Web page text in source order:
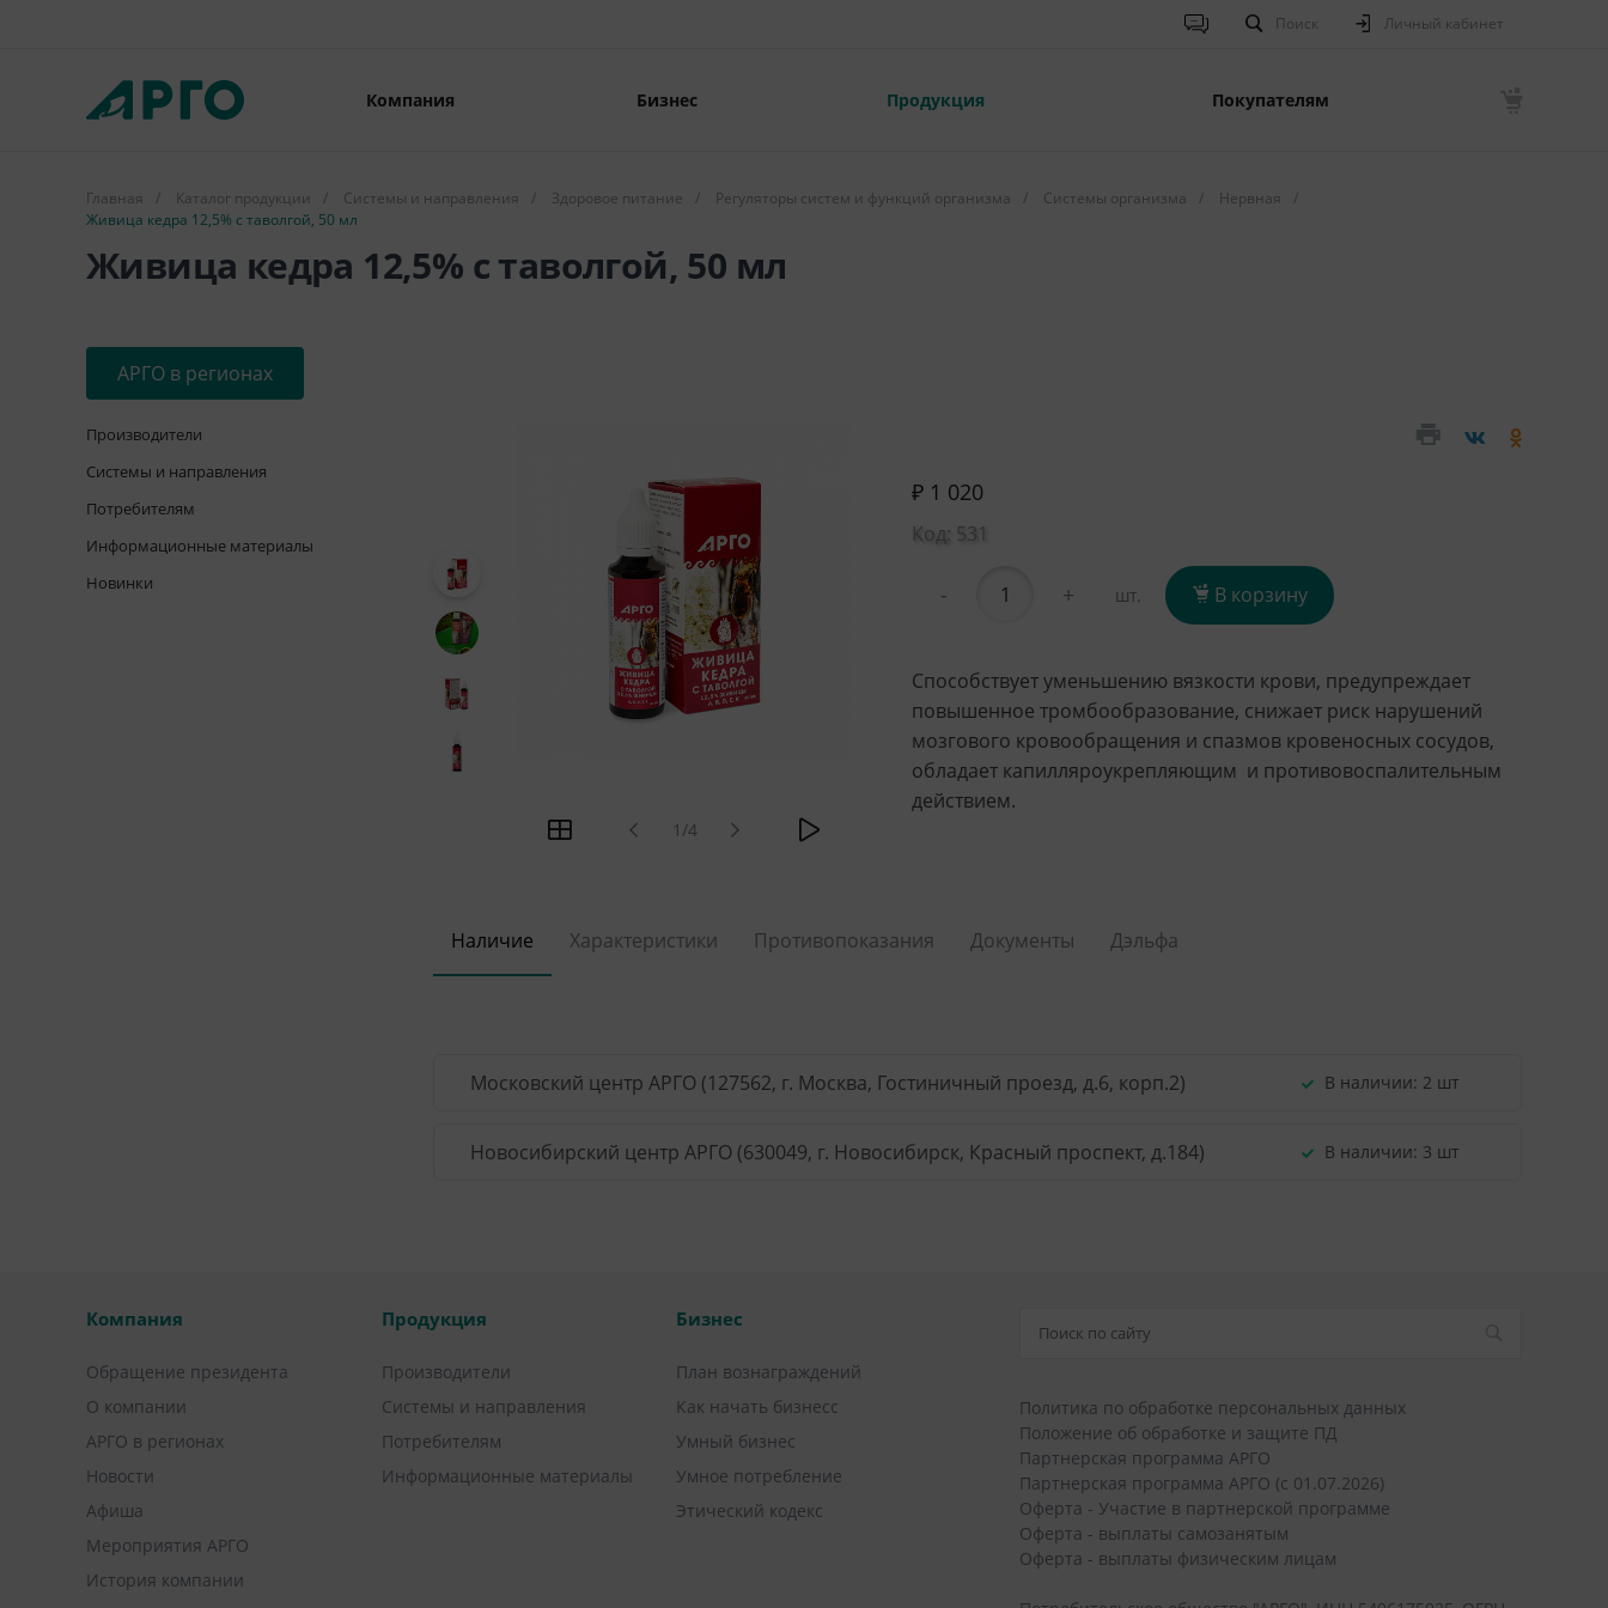
Поиск Личный кабинет
Компания Бизнес Продукция Покупателям
Главная / Каталог продукции / Системы и направления / Здоровое питание / Регуляторы систем и функций организма / Системы организма / Нервная
/
Живица кедра 12,5% с таволгой, 50 мл
Живица кедра 12,5% с таволгой, 50 мл
АРГО в регионах
Производители
Системы и направления
Потребителям
Информационные материалы
Новинки
1/4
₽ 1 020
Код: 531
- + шт. В корзину
Способствует уменьшению вязкости крови, предупреждает
повышенное тромбообразование, снижает риск нарушений
мозгового кровообращения и спазмов кровеносных сосудов,
обладает капилляроукрепляющим и противовоспалительным
действием.
Наличие Характеристики Противопоказания Документы Дэльфа
Московский центр АРГО (127562, г. Москва, Гостиничный проезд, д.6, корп.2) В наличии: 2 шт
Новосибирский центр АРГО (630049, г. Новосибирск, Красный проспект, д.184) В наличии: 3 шт
Компания
Обращение президента
О компании
АРГО в регионах
Новости
Афиша
Мероприятия АРГО
История компании
Продукция
Производители
Системы и направления
Потребителям
Информационные материалы
Бизнес
План вознаграждений
Как начать бизнесс
Умный бизнес
Умное потребление
Этический кодекс
Политика по обработке персональных данных
Положение об обработке и защите ПД
Партнерская программа АРГО
Партнерская программа АРГО (с 01.07.2026)
Оферта - Участие в партнерской программе
Оферта - выплаты самозанятым
Оферта - выплаты физическим лицам